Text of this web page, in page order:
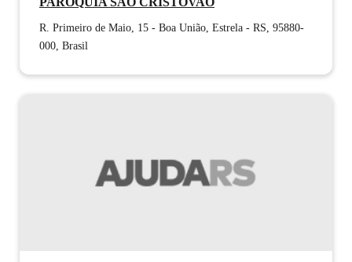
R. Primeiro de Maio, 15 - Boa União, Estrela - RS, 95880-
000, Brasil